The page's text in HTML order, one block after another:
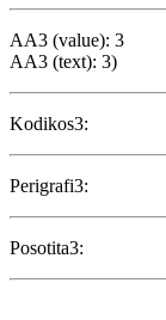
AA3 (value): 3
AA3 (text): 3)
Kodikos3:
Perigrafi3:
Posotita3: